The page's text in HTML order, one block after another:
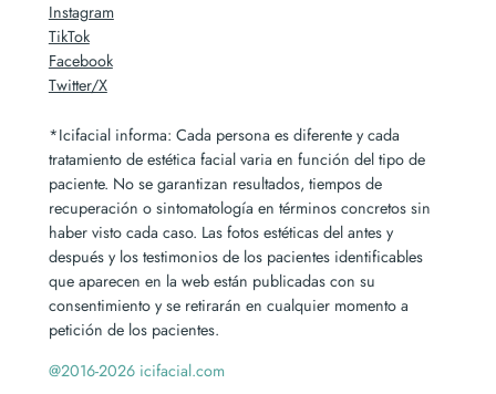
Instagram
TikTok
Facebook
Twitter/X
*Icifacial informa: Cada persona es diferente y cada
tratamiento de estética facial varia en función del tipo de
paciente. No se garantizan resultados, tiempos de
recuperación o sintomatología en términos concretos sin
haber visto cada caso. Las fotos estéticas del antes y
después y los testimonios de los pacientes identificables
que aparecen en la web están publicadas con su
consentimiento y se retirarán en cualquier momento a
petición de los pacientes.
@2016-2026 icifacial.com